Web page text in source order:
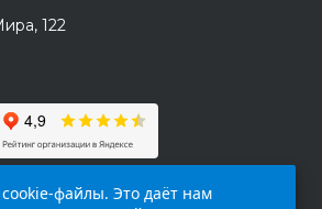
122
файлы. Это даёт нам